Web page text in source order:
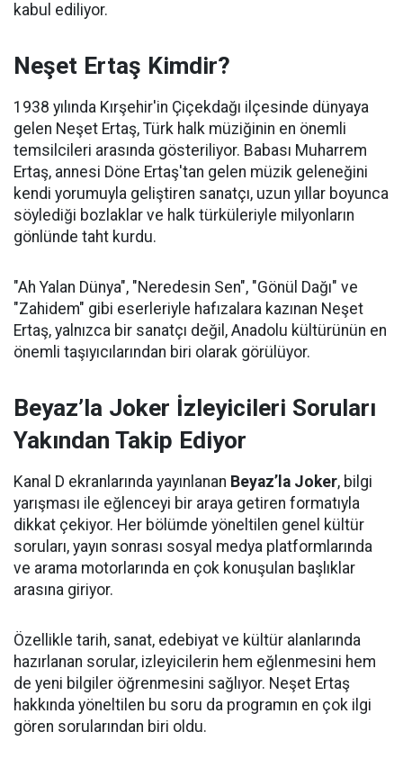
kabul ediliyor.
Neşet Ertaş Kimdir?
1938 yılında Kırşehir'in Çiçekdağı ilçesinde dünyaya
gelen Neşet Ertaş, Türk halk müziğinin en önemli
temsilcileri arasında gösteriliyor. Babası Muharrem
Ertaş, annesi Döne Ertaş'tan gelen müzik geleneğini
kendi yorumuyla geliştiren sanatçı, uzun yıllar boyunca
söylediği bozlaklar ve halk türküleriyle milyonların
gönlünde taht kurdu.
"Ah Yalan Dünya", "Neredesin Sen", "Gönül Dağı" ve
"Zahidem" gibi eserleriyle hafızalara kazınan Neşet
Ertaş, yalnızca bir sanatçı değil, Anadolu kültürünün en
önemli taşıyıcılarından biri olarak görülüyor.
Beyaz’la Joker İzleyicileri Soruları
Yakından Takip Ediyor
Kanal D ekranlarında yayınlanan Beyaz’la Joker, bilgi
yarışması ile eğlenceyi bir araya getiren formatıyla
dikkat çekiyor. Her bölümde yöneltilen genel kültür
soruları, yayın sonrası sosyal medya platformlarında
ve arama motorlarında en çok konuşulan başlıklar
arasına giriyor.
Özellikle tarih, sanat, edebiyat ve kültür alanlarında
hazırlanan sorular, izleyicilerin hem eğlenmesini hem
de yeni bilgiler öğrenmesini sağlıyor. Neşet Ertaş
hakkında yöneltilen bu soru da programın en çok ilgi
gören sorularından biri oldu.